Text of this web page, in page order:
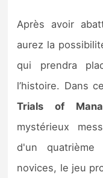
Après avoir
aurez la
qui prendra
l’histoire. Dans
Trials of Mana
mystérieux
d'un
novices, le jeu